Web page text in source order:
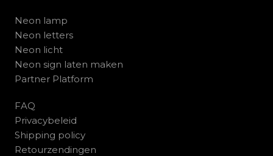
Neon lamp
Neon letters
Neon licht
Neon sign laten maken
Partner Platform
FAQ
Privacybeleid
Shipping policy
Retourzendingen